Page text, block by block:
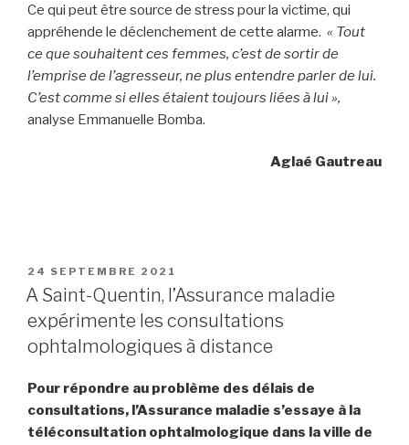
Ce qui peut être source de stress pour la victime, qui
appréhende le déclenchement de cette alarme. « Tout
ce que souhaitent ces femmes, c’est de sortir de
l’emprise de l’agresseur, ne plus entendre parler de lui.
C’est comme si elles étaient toujours liées à lui »,
analyse Emmanuelle Bomba.
Aglaé Gautreau
PUBLIÉ
LE
24 SEPTEMBRE 2021
A Saint-Quentin, l’Assurance maladie
expérimente les consultations
ophtalmologiques à distance
Pour répondre au problème des délais de
consultations, l’Assurance maladie s’essaye à la
téléconsultation ophtalmologique dans la ville de